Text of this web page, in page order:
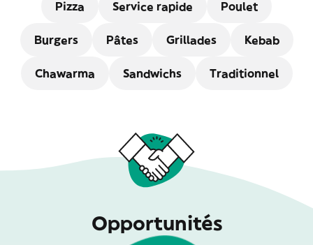
Pizza Service rapide Poulet
Burgers Pâtes Grillades Kebab
Chawarma Sandwichs Traditionnel
Opportunités